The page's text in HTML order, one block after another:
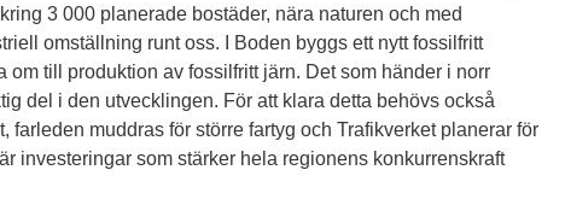
3 000 planerade bostäder, nära naturen och med
omställning runt oss. I Boden byggs ett nytt fossilfritt
till produktion av fossilfritt järn. Det som händer i norr
del i den utvecklingen. För att klara detta behövs också
muddras för större fartyg och Trafikverket planerar för
investeringar som stärker hela regionens konkurrenskraft